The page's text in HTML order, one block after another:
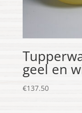
geel en
€137.50